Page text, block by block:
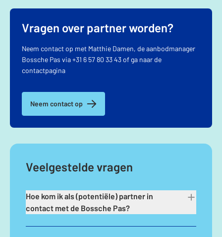
Vragen over partner worden?
Neem contact op met Matthie Damen, de aanbodmanager
Bossche Pas via +31 6 57 80 33 43 of ga naar de
contactpagina
Neem contact op
Veelgestelde vragen
Hoe kom ik als (potentiële) partner in
contact met de Bossche Pas?